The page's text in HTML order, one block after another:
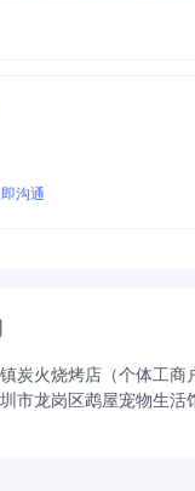
沟通
炭火烧烤店（个体工商
市龙岗区鹉屋宠物生活